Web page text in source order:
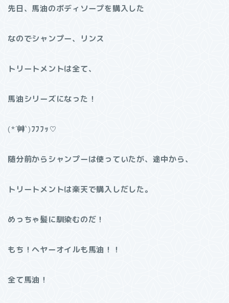
先日、馬油のボディソープを購入した
なのでシャンプー、リンス
トリートメントは全て、
馬油シリーズになった！
(*´艸`)ﾌﾌﾌｯ♡
随分前からシャンプーは使っていたが、途中から、
トリートメントは楽天で購入しだした。
めっちゃ髪に馴染むのだ！
もち！ヘヤーオイルも馬油！！
全て馬油！